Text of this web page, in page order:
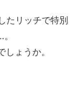
たリッチで特別
ょうか。